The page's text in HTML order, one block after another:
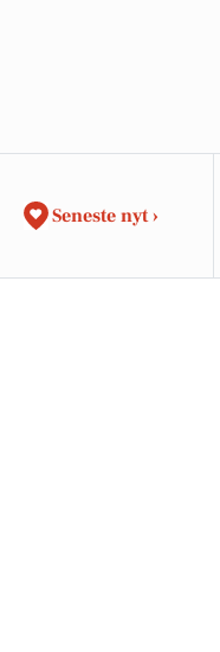
Seneste nyt ›